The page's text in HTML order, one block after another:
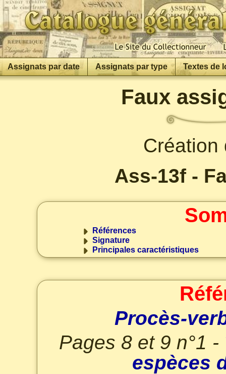
Assignats par date Assignats par type Textes de
Faux
Création
Ass-13f -
Références
Signature
Principales caractéristiques
Procès-
Pages 8 et 9 n°1 -
espèces